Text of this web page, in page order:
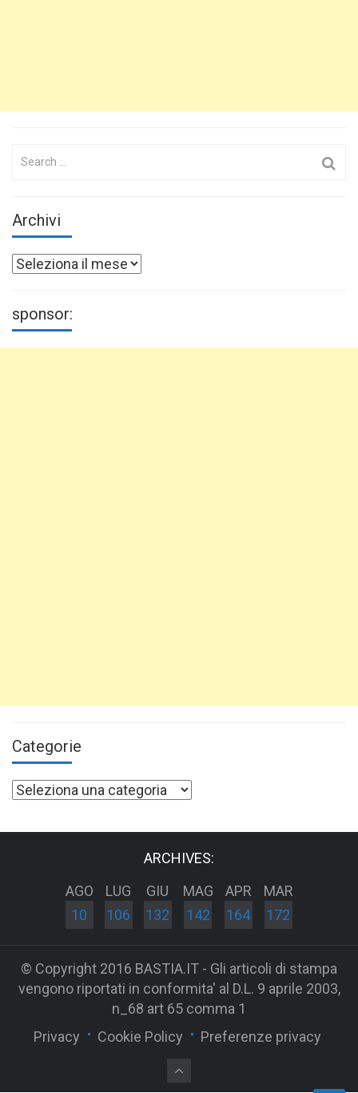
Search
Archivi
Archivi
sponsor:
Categorie
Categorie
ARCHIVES:
AGO
10
LUG
106
GIU
132
MAG
142
APR
164
MAR
172
© Copyright 2016 BASTIA.IT - Gli articoli di stampa
vengono riportati in conformita' al D.L. 9 aprile 2003,
n_68 art 65 comma 1
Privacy
Cookie Policy Preferenze privacy